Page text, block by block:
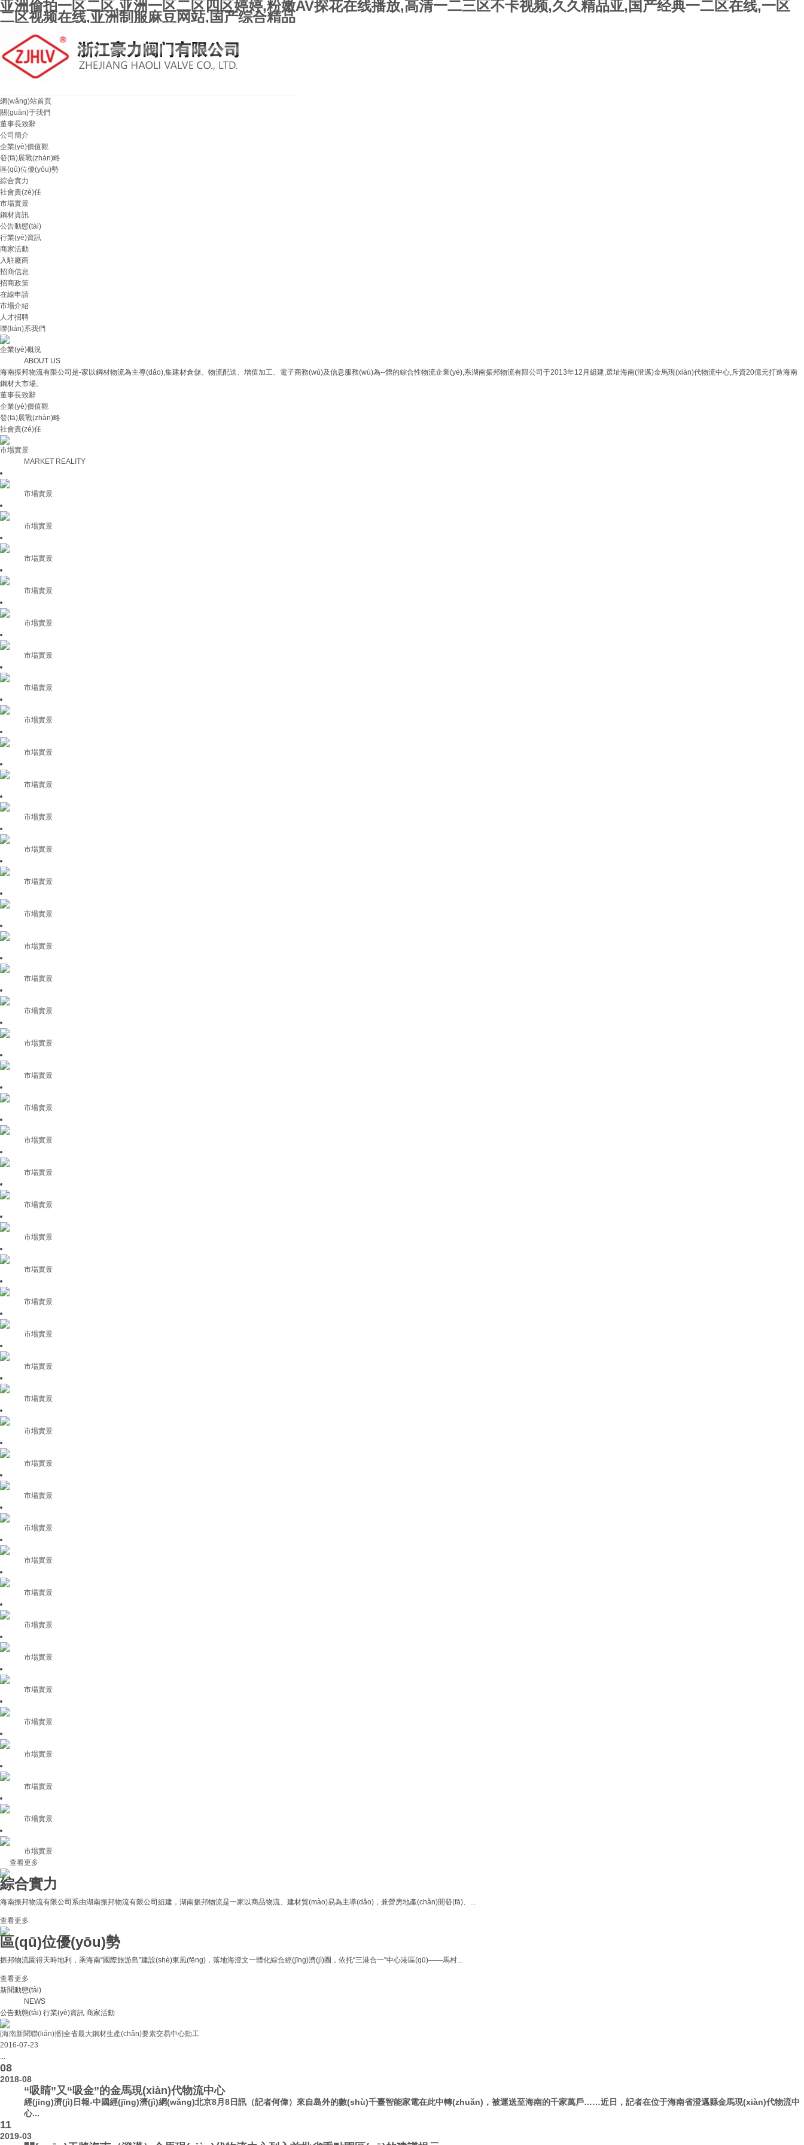
亚洲偷拍一区二区,亚洲一区二区四区婷婷,粉嫩AV探花在线播放,高清一二三区不卡视频,久久精品亚,国产经典一二区在线,一区
二区视频在线,亚洲制服麻豆网站,国产综合精品
網(wǎng)站首頁
關(guān)于我們
董事長致辭
公司簡介
企業(yè)價值觀
發(fā)展戰(zhàn)略
區(qū)位優(yōu)勢
綜合實力
社會責(zé)任
市場實景
鋼材資訊
公告動態(tài)
行業(yè)資訊
商家活動
入駐廠商
招商信息
招商政策
在線申請
市場介紹
人才招聘
聯(lián)系我們
企業(yè)概況
ABOUT US
海南振邦物流有限公司是-家以鋼材物流為主導(dǎo),集建材倉儲、物流配送、增值加工、電子商務(wù)及信息服務(wù)為--體的綜合性物流企業(yè),系湖南振邦物流有限公司于2013年12月組建,選址海南(澄邁)金馬現(xiàn)代物流中心,斥資20億元打造海南
鋼材大市場。
董事長致辭
企業(yè)價值觀
發(fā)展戰(zhàn)略
社會責(zé)任
市場實景
MARKET REALITY
市場實景
市場實景
市場實景
市場實景
市場實景
市場實景
市場實景
市場實景
市場實景
市場實景
市場實景
市場實景
市場實景
市場實景
市場實景
市場實景
市場實景
市場實景
市場實景
市場實景
市場實景
市場實景
市場實景
市場實景
市場實景
市場實景
市場實景
市場實景
市場實景
市場實景
市場實景
市場實景
市場實景
市場實景
市場實景
市場實景
市場實景
市場實景
市場實景
市場實景
市場實景
市場實景
市場實景
查看更多
綜合實力
海南振邦物流有限公司系由湖南振邦物流有限公司組建，湖南振邦物流是一家以商品物流、建材貿(mào)易為主導(dǎo)，兼營房地產(chǎn)開發(fā)、...
查看更多
區(qū)位優(yōu)勢
振邦物流園得天時地利，乘海南“國際旅游島”建設(shè)東風(fēng)，落地海澄文一體化綜合經(jīng)濟(jì)圈，依托“三港合一”中心港區(qū)——馬村...
查看更多
新聞動態(tài)
NEWS
公告動態(tài) 行業(yè)資訊 商家活動
[海南新聞聯(lián)播]全省最大鋼材生產(chǎn)要素交易中心動工
2016-07-23
...
08
2018-08
“吸睛”又“吸金”的金馬現(xiàn)代物流中心
經(jīng)濟(jì)日報-中國經(jīng)濟(jì)網(wǎng)北京8月8日訊（記者何偉）來自島外的數(shù)千臺智能家電在此中轉(zhuǎn)，被運送至海南的千家萬戶……近日，記者在位于海南省澄邁縣金馬現(xiàn)代物流中
心...
11
2019-03